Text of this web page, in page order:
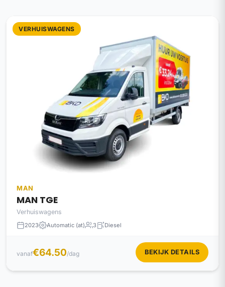
VERHUISWAGENS
MAN
MAN TGE
Verhuiswagens
2023 Automatic (at) 3 Diesel
vanaf€64.50/dag BEKIJK DETAILS